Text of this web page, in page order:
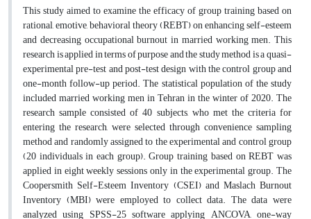
This study aimed to examine the efficacy of group training based on
rational, emotive, behavioral theory (REBT) on enhancing self-esteem
and decreasing occupational burnout in married working men. This
research is applied in terms of purpose and the study method is a quasi-
experimental pre-test and post-test design with the control group and
one-month follow-up period. The statistical population of the study
included married working men in Tehran in the winter of 2020. The
research sample consisted of 40 subjects, who met the criteria for
entering the research, were selected through convenience sampling
method and randomly assigned to the experimental and control group
(20 individuals in each group). Group training based on REBT was
applied in eight weekly sessions only in the experimental group. The
Coopersmith Self-Esteem Inventory (CSEI) and Maslach Burnout
Inventory (MBI) were employed to collect data. The data were
analyzed using SPSS-25 software applying ANCOVA, one-way